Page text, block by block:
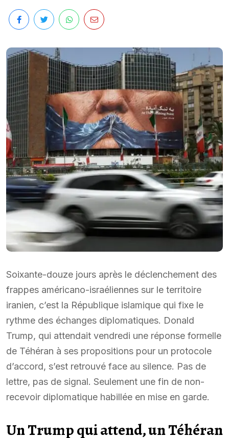
Soixante-douze jours après le déclenchement des
frappes américano-israéliennes sur le territoire
iranien, c’est la République islamique qui fixe le
rythme des échanges diplomatiques. Donald
Trump, qui attendait vendredi une réponse formelle
de Téhéran à ses propositions pour un protocole
d’accord, s’est retrouvé face au silence. Pas de
lettre, pas de signal. Seulement une fin de non-
recevoir diplomatique habillée en mise en garde.
Un Trump qui attend, un Téhéran